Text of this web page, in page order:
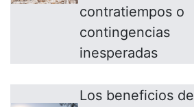
contratiempos o
contingencias
inesperadas
Los beneficios de